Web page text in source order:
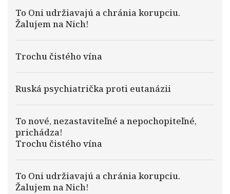
To Oni udržiavajú a chránia korupciu.
Žalujem na Nich!
Trochu čistého vína
Ruská psychiatrička proti eutanázii
To nové, nezastaviteľné a nepochopiteľné,
prichádza!
Trochu čistého vína
To Oni udržiavajú a chránia korupciu.
Žalujem na Nich!